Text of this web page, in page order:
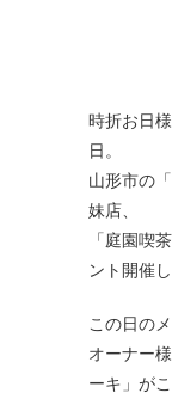
時折お日
日。
山形市の
妹店、
「庭園喫
ント開催
この日のメ
オーナー
ーキ」が